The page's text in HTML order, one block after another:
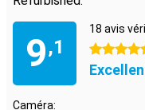
encore plus performant et
Une autre grande
Alors que l'iPhone 14 était
photo de 12 mégapixels,
principal de 48
de meilleures photos,
9,1
18 avis
4.5 étoiles
Caméra: